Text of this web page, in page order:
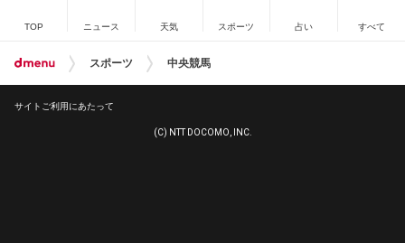
TOP ニュース 天気 スポーツ 占い すべて
スポーツ 中央競馬
サイトご利用にあたって
(C) NTT DOCOMO, INC.